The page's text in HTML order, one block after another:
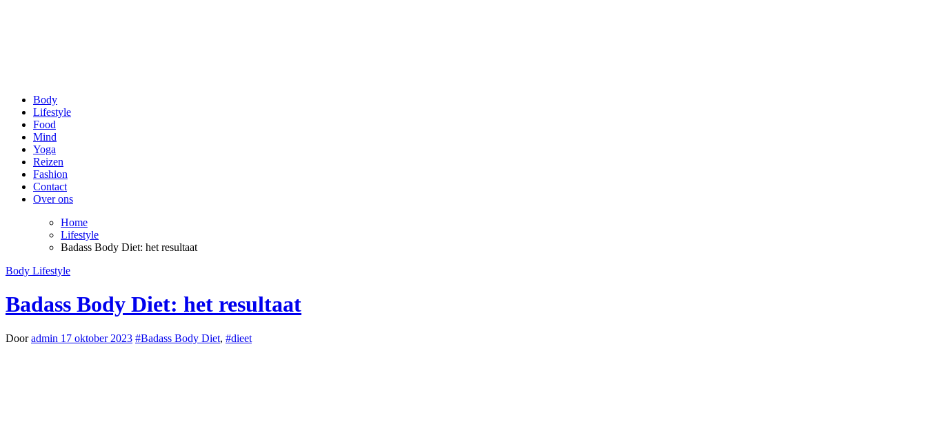
Voor een stralende lach en een fit gevoel!
Body
Lifestyle
Food
Mind
Yoga
Reizen
Fashion
Contact
Over ons
Home
Lifestyle
Badass Body Diet: het resultaat
Body Lifestyle
Badass Body Diet: het resultaat
Dooradmin 17 oktober 2023 #Badass Body Diet, #dieet